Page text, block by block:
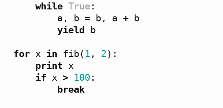
while True:
a , b = b, a + b
yield b
for x in fib( 1, 2):
print x
if x > 100:
break